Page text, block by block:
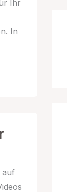
Ihr
In
auf